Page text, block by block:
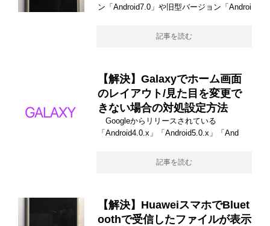
ン「Android7.0」や旧型バージョン「Androi
記事を読む
【解決】Galaxyでホーム画面
のレイアウト/見た目を変更で
きない場合の対処設定方法
Googleからリリースされている
「Android4.0.x」「Android5.0.x」「And
記事を読む
【解決】HuaweiスマホでBluet
oothで受信したファイルが表示